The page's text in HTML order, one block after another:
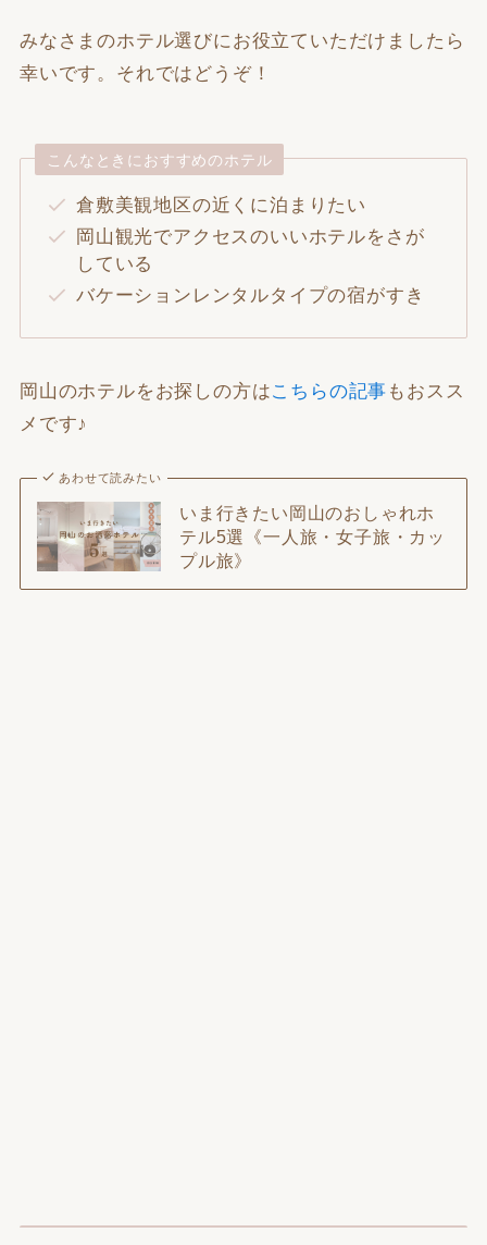
みなさまのホテル選びにお役立ていただけましたら
幸いです。それではどうぞ！
こんなときにおすすめのホテル
倉敷美観地区の近くに泊まりたい
岡山観光でアクセスのいいホテルをさが
している
バケーションレンタルタイプの宿がすき
岡山のホテルをお探しの方はこちらの記事 もおスス
メです♪
あわせて読みたい
いま行きたい岡山のおしゃれホ
テル5選《一人旅・女子旅・カッ
プル旅》